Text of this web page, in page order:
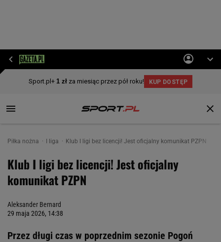
Piłka nożna I liga Klub I ligi bez licencji! Jest oficjalny komunikat PZPN
Klub I ligi bez licencji! Jest oficjalny
komunikat PZPN
Aleksander Bernard
29 maja 2026, 14:38
Przez długi czas w poprzednim sezonie Pogoń